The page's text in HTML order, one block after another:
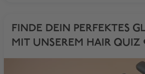
FINDE DEIN PERFEKTES
MIT UNSEREM HAIR